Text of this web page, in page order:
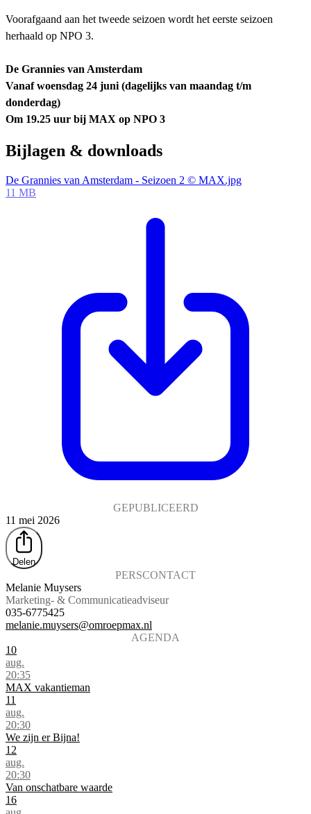
Voorafgaand aan het tweede seizoen wordt het eerste seizoen
herhaald op NPO 3.
De Grannies van Amsterdam
Vanaf woensdag 24 juni (dagelijks van maandag t/m
donderdag)
Om 19.25 uur bij MAX op NPO 3
Bijlagen & downloads
De Grannies van Amsterdam - Seizoen 2 © MAX.jpg
11 MB
GEPUBLICEERD
11 mei 2026
Delen
PERSCONTACT
Melanie Muysers
Marketing- & Communicatieadviseur
035-6775425
melanie.muysers@omroepmax.nl
AGENDA
10
aug.
20:35
MAX vakantieman
11
aug.
20:30
We zijn er Bijna!
12
aug.
20:30
Van onschatbare waarde
16